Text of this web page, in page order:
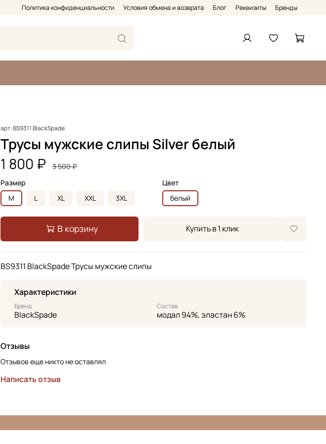
Политика конфиденциальности Условия обмена и возврата Блог Реквизиты Бренды
арт.BS9311 BlackSpade
Трусы мужские слипы Silver белый
1 800 ₽
3 500 ₽
Размер
M
L XL XXL 3XL
Цвет
белый
В корзину Купить в 1 клик
BS9311 BlackSpade Трусы мужские слипы
Характеристики
Бренд
BlackSpade
Состав
модал 94%, эластан 6%
Отзывы
Отзывов еще никто не оставлял
Написать отзыв